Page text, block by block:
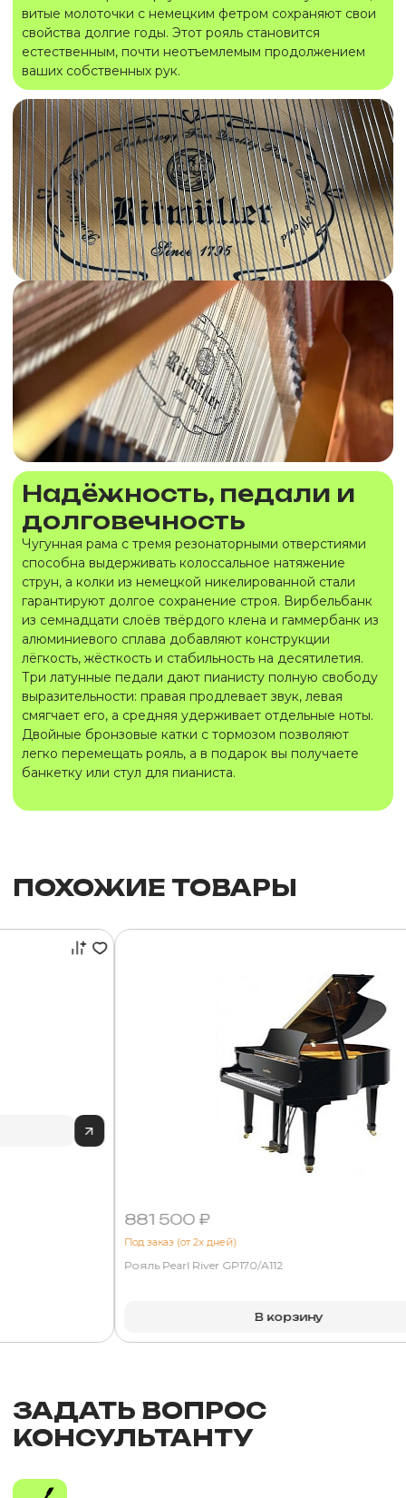
витые молоточки с немецким фетром сохраняют свои
свойства долгие годы. Этот рояль становится
естественным, почти неотъемлемым продолжением
ваших собственных рук.
Надёжность, педали и
долговечность
Чугунная рама с тремя резонаторными отверстиями
способна выдерживать колоссальное натяжение
струн, а колки из немецкой никелированной стали
гарантируют долгое сохранение строя. Вирбельбанк
из семнадцати слоёв твёрдого клена и гаммербанк из
алюминиевого сплава добавляют конструкции
лёгкость, жёсткость и стабильность на десятилетия.
Три латунные педали дают пианисту полную свободу
выразительности: правая продлевает звук, левая
смягчает его, а средняя удерживает отдельные ноты.
Двойные бронзовые катки с тормозом позволяют
легко перемещать рояль, а в подарок вы получаете
банкетку или стул для пианиста.
ПОХОЖИЕ ТОВАРЫ
881 500 ₽
Под заказ (от 2х дней)
Рояль Pearl River GP170/A112
В корзину
ЗАДАТЬ ВОПРОС
КОНСУЛЬТАНТУ